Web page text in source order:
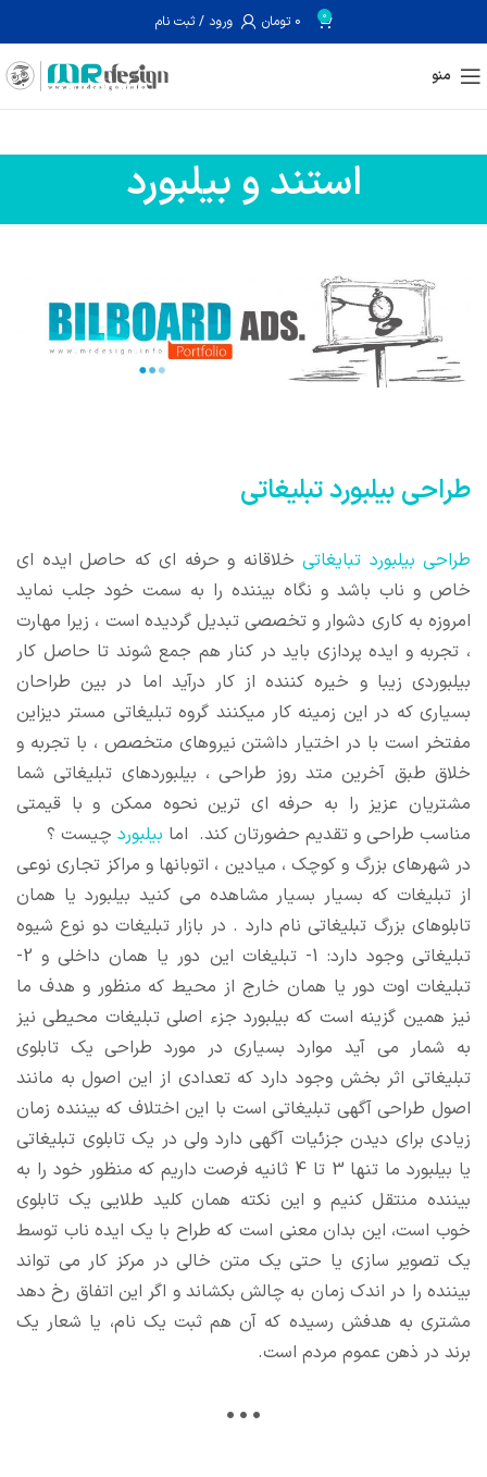
0
0 تومان ورود / ثبت نام
منو
استند و بیلبورد
طراحی بیلبورد تبلیغاتی
طراحی بیلبورد تبایغاتی خلاقانه و حرفه ای که حاصل ایده ای
خاص و ناب باشد و نگاه بیننده را به سمت خود جلب نماید
امروزه به کاری دشوار و تخصصی تبدیل گردیده است ، زیرا مهارت
، تجربه و ایده پردازی باید در کنار هم جمع شوند تا حاصل کار
بیلبوردی زیبا و خیره کننده از کار درآید اما در بین طراحان
بسیاری که در این زمینه کار میکنند گروه تبلیغاتی مستر دیزاین
مفتخر است با در اختیار داشتن نیروهای متخصص ، با تجربه و
خلاق طبق آخرین متد روز طراحی ، بیلبوردهای تبلیغاتی شما
مشتریان عزیز را به حرفه ای ترین نحوه ممکن و با قیمتی
مناسب طراحی و تقدیم حضورتان کند. اما بیلبورد چیست ؟
در شهرهای بزرگ و کوچک ، میادین ، اتوبانها و مراکز تجاری نوعی
از تبلیغات که بسیار بسیار مشاهده می کنید بیلبورد یا همان
تابلوهای بزرگ تبلیغاتی نام دارد . در بازار تبلیغات دو نوع شیوه
تبلیغاتی وجود دارد: 1- تبلیغات این دور یا همان داخلی و 2-
تبلیغات اوت دور یا همان خارج از محیط که منظور و هدف ما
نیز همین گزینه است که بیلبورد جزء اصلی تبلیغات محیطی نیز
به شمار می آید موارد بسیاری در مورد طراحی یک تابلوی
تبلیغاتی اثر بخش وجود دارد که تعدادی از این اصول به مانند
اصول طراحی آگهی تبلیغاتی است با این اختلاف که بیننده زمان
زیادی برای دیدن جزئیات آگهی دارد ولی در یک تابلوی تبلیغاتی
یا بیلبورد ما تنها 3 تا 4 ثانیه فرصت داریم که منظور خود را به
بیننده منتقل کنیم و این نکته همان کلید طلایی یک تابلوی
خوب است، این بدان معنی است که طراح با یک ایده ناب توسط
یک تصویر سازی یا حتی یک متن خالی در مرکز کار می تواند
بیننده را در اندک زمان به چالش بکشاند و اگر این اتفاق رخ دهد
مشتری به هدفش رسیده که آن هم ثبت یک نام، یا شعار یک
برند در ذهن عموم مردم است.
…